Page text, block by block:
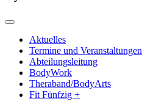
Aktuelles
Termine und Veranstaltungen
Abteilungsleitung
BodyWork
Theraband/BodyArts
Fit Fünfzig +